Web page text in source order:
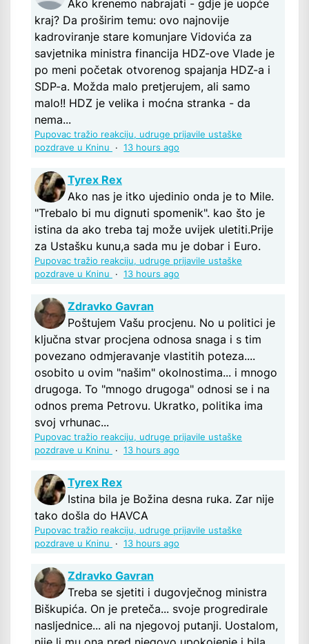
Ako krenemo nabrajati - gdje je uopće
kraj? Da proširim temu: ovo najnovije
kadroviranje stare komunjare Vidovića za
savjetnika ministra financija HDZ-ove Vlade je
po meni početak otvorenog spajanja HDZ-a i
SDP-a. Možda malo pretjerujem, ali samo
malo!! HDZ je velika i moćna stranka - da
nema...
Pupovac tražio reakciju, udruge prijavile ustaške
pozdrave u Kninu
· 13 hours ago
Tyrex Rex
Ako nas je itko ujedinio onda je to Mile.
"Trebalo bi mu dignuti spomenik". kao što je
istina da ako treba taj može uvijek uletiti.Prije
za Ustašku kunu,a sada mu je dobar i Euro.
Pupovac tražio reakciju, udruge prijavile ustaške
pozdrave u Kninu
· 13 hours ago
Zdravko Gavran
Poštujem Vašu procjenu. No u politici je
ključna stvar procjena odnosa snaga i s tim
povezano odmjeravanje vlastitih poteza....
osobito u ovim "našim" okolnostima... i mnogo
drugoga. To "mnogo drugoga" odnosi se i na
odnos prema Petrovu. Ukratko, politika ima
svoj vrhunac...
Pupovac tražio reakciju, udruge prijavile ustaške
pozdrave u Kninu
· 13 hours ago
Tyrex Rex
Istina bila je Božina desna ruka. Zar nije
tako došla do HAVCA
Pupovac tražio reakciju, udruge prijavile ustaške
pozdrave u Kninu
· 13 hours ago
Zdravko Gavran
Treba se sjetiti i dugovječnog ministra
Biškupića. On je preteča... svoje progredirale
nasljednice... ali na njegovoj putanji. Uostalom,